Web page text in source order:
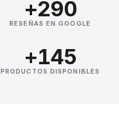
+290
RESEÑAS EN GOOGLE
+145
PRODUCTOS DISPONIBLES